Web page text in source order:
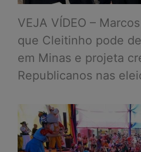
VEJA VÍDEO –
que Cleitinho pode
em Minas e projeta
Republicanos nas